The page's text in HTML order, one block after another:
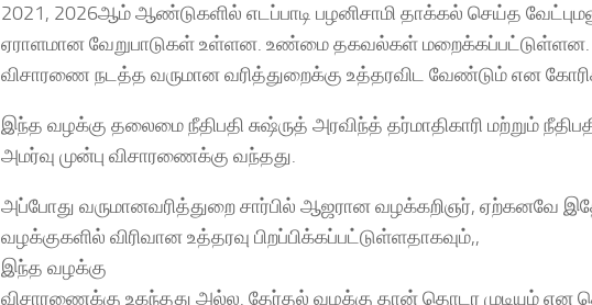
2021, 2026ஆம் ஆண்டுகளில் எடப்பாடி பழனிசாமி தாக்கல் செய்த
ஏராளமான வேறுபாடுகள் உள்ளன. உண்மை தகவல்கள் மறைக்கப்பட்டுள்ளன.
விசாரணை நடத்த வருமான வரித்துறைக்கு உத்தரவிட வேண்டும் என
இந்த வழக்கு தலைமை நீதிபதி சுஷ்ருத் அரவிந்த் தர்மாதிகாரி மற்றும்
அமர்வு முன்பு விசாரணைக்கு வந்தது.
அப்போது வருமானவரித்துறை சார்பில் ஆஜரான வழக்கறிஞர், ஏற்கனவே
வழக்குகளில் விரிவான உத்தரவு பிறப்பிக்கப்பட்டுள்ளதாகவும்,,
இந்த வழக்கு
விசாரணைக்கு உகந்தது அல்ல. தேர்தல் வழக்கு தான் தொடர முடியும் என